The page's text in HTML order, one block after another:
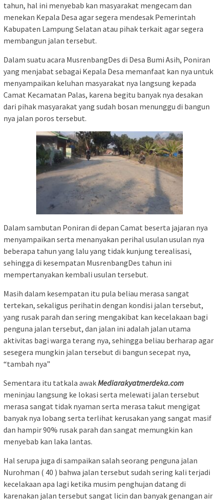
tahun, hal ini menyebab kan masyarakat mengecam dan
menekan Kepala Desa agar segera mendesak Pemerintah
Kabupaten Lampung Selatan atau pihak terkait agar segera
membangun jalan tersebut.
Dalam suatu acara MusrenbangDes di Desa Bumi Asih, Poniran
yang menjabat sebagai Kepala Desa memanfaat kan nya untuk
menyampaikan keluhan masyarakat nya langsung kepada
Camat Kecamatan Palas, karena begitu banyak nya desakan
dari pihak masyarakat yang sudah bosan menunggu di bangun
nya jalan poros tersebut.
Dalam sambutan Poniran di depan Camat beserta jajaran nya
menyampaikan serta menanyakan perihal usulan usulan nya
beberapa tahun yang lalu yang tidak kunjung terealisasi,
sehingga di kesempatan MusrenbangDes tahun ini
mempertanyakan kembali usulan tersebut.
Masih dalam kesempatan itu pula beliau merasa sangat
tertekan, sekaligus perihatin dengan kondisi jalan tersebut,
yang rusak parah dan sering mengakibat kan kecelakaan bagi
penguna jalan tersebut, dan jalan ini adalah jalan utama
aktivitas bagi warga terang nya, sehingga beliau berharap agar
sesegera mungkin jalan tersebut di bangun secepat nya,
“tambah nya”
Sementara itu tatkala awakMediarakyatmerdeka.com
meninjau langsung ke lokasi serta melewati jalan tersebut
merasa sangat tidak nyaman serta merasa takut mengigat
banyak nya lobang serta terlihat kerusakan yang sangat masif
dan hampir 90% rusak parah dan sangat memungkin kan
menyebab kan laka lantas.
Hal serupa juga di sampaikan salah seorang penguna jalan
Nurohman ( 40 ) bahwa jalan tersebut sudah sering kali terjadi
kecelakaan apa lagi ketika musim penghujan datang di
karenakan jalan tersebut sangat licin dan banyak genangan air